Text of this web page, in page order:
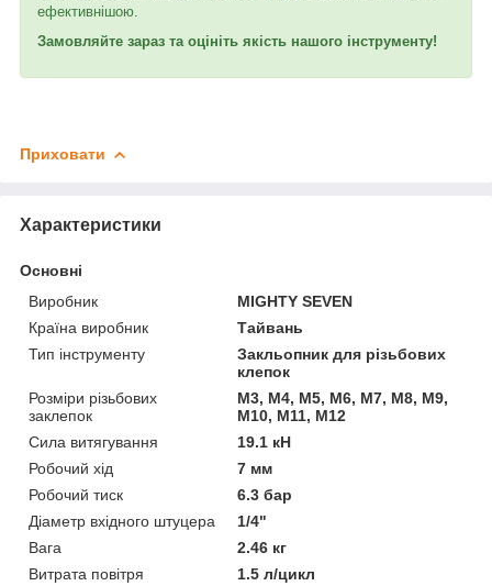
ефективнішою.
Замовляйте зараз та оцініть якість нашого інструменту!
Приховати
Характеристики
Основні
Виробник
MIGHTY SEVEN
Країна виробник
Тайвань
Тип інструменту
Закльопник для різьбових
клепок
Розміри різьбових
заклепок
M3, M4, M5, M6, M7, M8, M9,
M10, M11, M12
Сила витягування
19.1 кН
Робочий хід
7 мм
Робочий тиск
6.3 бар
Діаметр вхідного штуцера
1/4"
Вага
2.46 кг
Витрата повітря
1.5 л/цикл